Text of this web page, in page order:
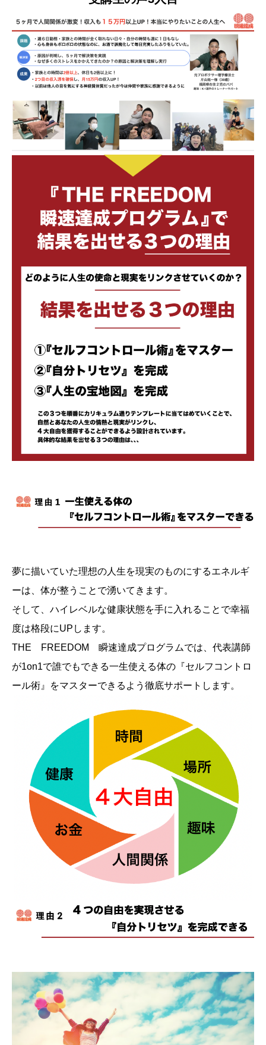
夢に描いていた理想の人生を現実のものにするエネルギ
ーは、体が整うことで湧いてきます。
そして、ハイレベルな健康状態を手に入れることで幸福
度は格段にUPします。
THE FREEDOM 瞬速達成プログラムでは、代表講師
が1on1で誰でもできる一生使える体の『セルフコントロ
ール術』をマスターできるよう徹底サポートします。